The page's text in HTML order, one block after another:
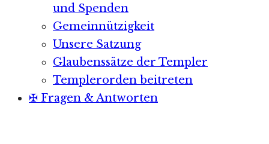
und Spenden
Gemeinnützigkeit
Unsere Satzung
Glaubenssätze der Templer
Templerorden beitreten
✠ Fragen & Antworten